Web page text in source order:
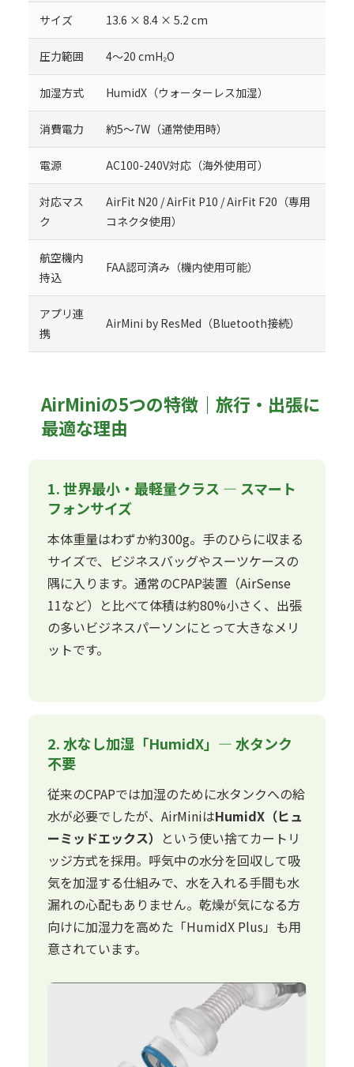
サイズ 13.6 × 8.4 × 5.2 cm
圧力範囲 4〜20 cmH₂O
加湿方式 HumidX（ウォーターレス加湿）
消費電力 約5〜7W（通常使用時）
電源 AC100-240V対応（海外使用可）
対応マス
ク
AirFit N20 / AirFit P10 / AirFit F20（専用
コネクタ使用）
航空機内
持込
FAA認可済み（機内使用可能）
アプリ連
携
AirMini by ResMed（Bluetooth接続）
AirMiniの5つの特徴｜旅行・出張に
最適な理由
1. 世界最小・最軽量クラス — スマート
フォンサイズ
本体重量はわずか約300g。手のひらに収まる
サイズで、ビジネスバッグやスーツケースの
隅に入ります。通常のCPAP装置（AirSense
11など）と比べて体積は約80%小さく、出張
の多いビジネスパーソンにとって大きなメリ
ットです。
2. 水なし加湿「HumidX」— 水タンク
不要
従来のCPAPでは加湿のために水タンクへの給
水が必要でしたが、AirMiniはHumidX（ヒュ
ーミッドエックス） という使い捨てカートリ
ッジ方式を採用。呼気中の水分を回収して吸
気を加湿する仕組みで、水を入れる手間も水
漏れの心配もありません。乾燥が気になる方
向けに加湿力を高めた「HumidX Plus」も用
意されています。